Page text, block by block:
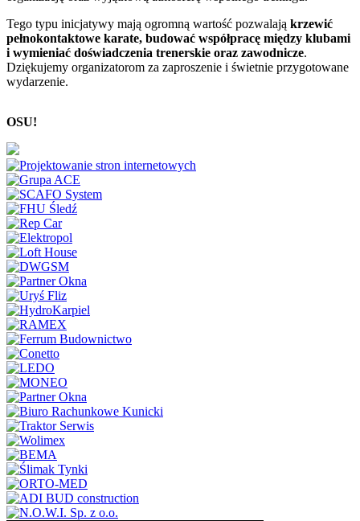
Tego typu inicjatywy mają ogromną wartość pozwalają krzewić
pełnokontaktowe karate, budować współpracę między klubami
i wymieniać doświadczenia trenerskie oraz zawodnicze.
Dziękujemy organizatorom za zaproszenie i świetnie przygotowane
wydarzenie.
OSU!